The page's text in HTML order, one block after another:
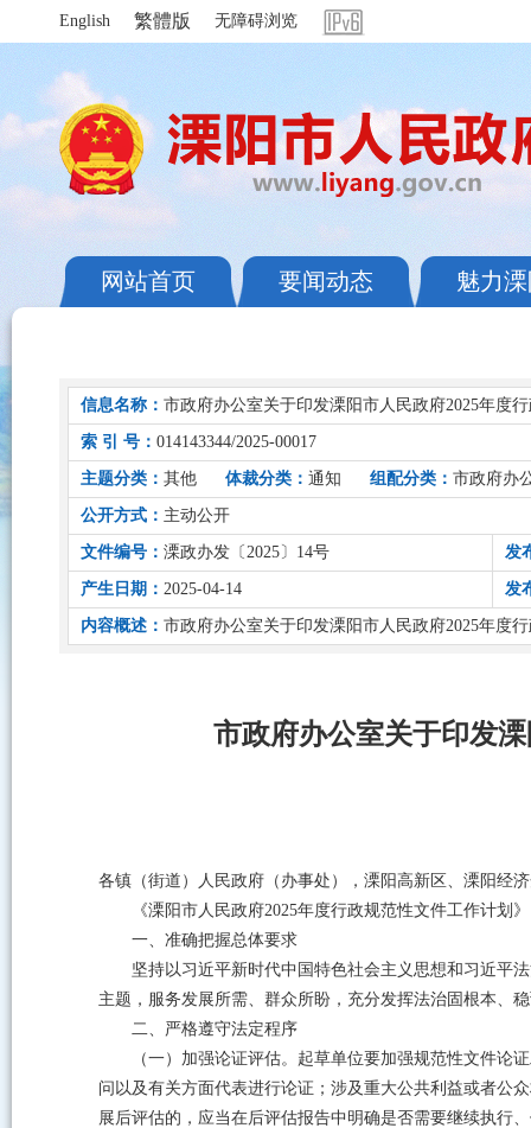
English 繁體版 无障碍浏览
网站首页 要闻动态 魅力
信息名称： 市政府办公室关于印发溧阳市人民政府2025年度
索 引 号： 014143344/2025-00017
主题分类： 其他 体裁分类： 通知 组配分类： 市政府办
公开方式： 主动公开
文件编号： 溧政办发〔2025〕14号 发
产生日期： 2025-04-14 发
内容概述： 市政府办公室关于印发溧阳市人民政府2025年度
市政府办公室关于印发
各镇（街道）人民政府（办事处），溧阳高新区、溧阳经
《溧阳市人民政府2025年度行政规范性文件工作计
一、准确把握总体要求
坚持以习近平新时代中国特色社会主义思想和习近平
主题，服务发展所需、群众所盼，充分发挥法治固根本、
二、严格遵守法定程序
（一）加强论证评估。起草单位要加强规范性文件
问以及有关方面代表进行论证；涉及重大公共利益或者公
展后评估的，应当在后评估报告中明确是否需要继续执行